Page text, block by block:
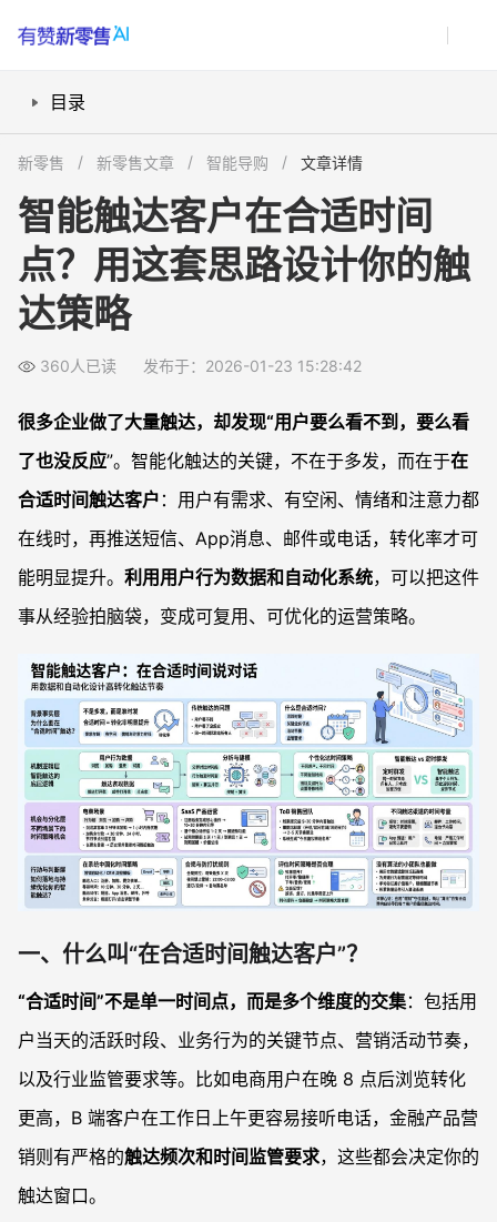
目录
三、电商、SaaS、ToB 销售，各自怎么设计触达时间规则？
四、如何利用营销自动化/CRM落地智能触达？
五、如何让智能触达持续变“聪明”？
常见问题
智能触达和普通定时群发有什么本质区别？
不同渠道的触达时间要分开设计吗？
小团队没有算法能力，还能做智能触达吗？
新零售 新零售文章 智能导购 文章详情
智能触达客户在合适时间
点？用这套思路设计你的触
达策略
360人已读 发布于：2026-01-23 15:28:42
很多企业做了大量触达，却发现“用户要么看不到，要么看
了也没反应”。智能化触达的关键，不在于多发，而在于在
合适时间触达客户 ：用户有需求、有空闲、情绪和注意力都
在线时，再推送短信、App消息、邮件或电话，转化率才可
能明显提升。 利用用户行为数据和自动化系统，可以把这件
事从经验拍脑袋，变成可复用、可优化的运营策略。
一、什么叫“在合适时间触达客户”？
“合适时间”不是单一时间点，而是多个维度的交集：包括用
户当天的活跃时段、业务行为的关键节点、营销活动节奏，
以及行业监管要求等。比如电商用户在晚 8 点后浏览转化
更高，B 端客户在工作日上午更容易接听电话，金融产品营
销则有严格的触达频次和时间监管要求，这些都会决定你的
触达窗口。